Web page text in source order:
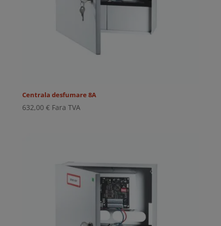
Centrala desfumare 8A
632,00 € Fara TVA